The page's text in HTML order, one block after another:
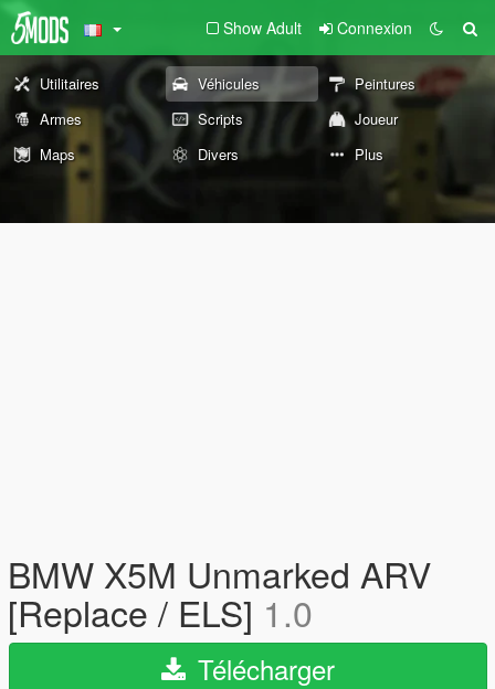
Show Adult Connexion
Utilitaires Véhicules
Peintures
Armes
Scripts
Joueur
Maps
Divers Plus
BMW X5M Unmarked ARV
[Replace / ELS] 1.0
Télécharger